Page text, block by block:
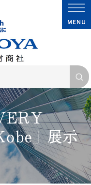
」展示